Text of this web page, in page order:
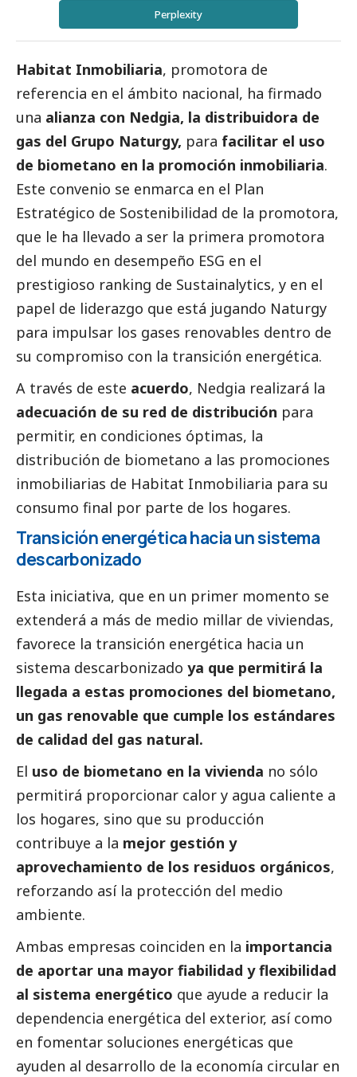
Perplexity
Habitat Inmobiliaria, promotora de
referencia en el ámbito nacional, ha firmado
una alianza con Nedgia, la distribuidora de
gas del Grupo Naturgy, para facilitar el uso
de biometano en la promoción inmobiliaria.
Este convenio se enmarca en el Plan
Estratégico de Sostenibilidad de la promotora,
que le ha llevado a ser la primera promotora
del mundo en desempeño ESG en el
prestigioso ranking de Sustainalytics, y en el
papel de liderazgo que está jugando Naturgy
para impulsar los gases renovables dentro de
su compromiso con la transición energética.
A través de este acuerdo, Nedgia realizará la
adecuación de su red de distribución para
permitir, en condiciones óptimas, la
distribución de biometano a las promociones
inmobiliarias de Habitat Inmobiliaria para su
consumo final por parte de los hogares.
Transición energética hacia un sistema
descarbonizado
Esta iniciativa, que en un primer momento se
extenderá a más de medio millar de viviendas,
favorece la transición energética hacia un
sistema descarbonizado ya que permitirá la
llegada a estas promociones del biometano,
un gas renovable que cumple los estándares
de calidad del gas natural.
El uso de biometano en la vivienda no sólo
permitirá proporcionar calor y agua caliente a
los hogares, sino que su producción
contribuye a la mejor gestión y
aprovechamiento de los residuos orgánicos,
reforzando así la protección del medio
ambiente.
Ambas empresas coinciden en la importancia
de aportar una mayor fiabilidad y flexibilidad
al sistema energético que ayude a reducir la
dependencia energética del exterior, así como
en fomentar soluciones energéticas que
ayuden al desarrollo de la economía circular en